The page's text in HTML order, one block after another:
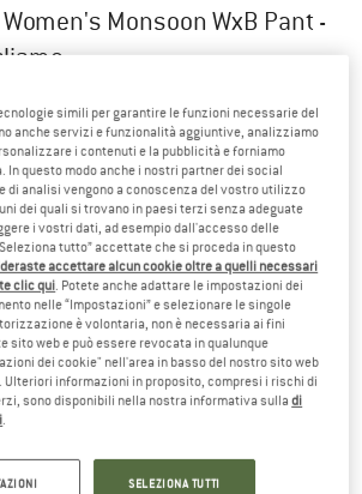
Women's Monsoon WxB Pant -
simili per garantire le funzioni necessarie del
anche servizi e funzionalità aggiuntive, analizziamo
i contenuti e la pubblicità e forniamo
In questo modo anche i nostri partner dei social
di analisi vengono a conoscenza del vostro utilizzo
dei quali si trovano in paesi terzi senza adeguate
i vostri dati, ad esempio dall'accesso delle
tutto” accettate che si proceda in questo
accettare alcun cookie oltre a quelli necessari
clic qui. Potete anche adattare le impostazioni dei
nelle “Impostazioni” e selezionare le singole
è volontaria, non è necessaria ai fini
sito web e può essere revocata in qualunque
dei cookie" nell'area in basso del nostro sito web
informazioni in proposito, compresi i rischi di
sono disponibili nella nostra informativa sulladi
.
SELEZIONA TUTTI